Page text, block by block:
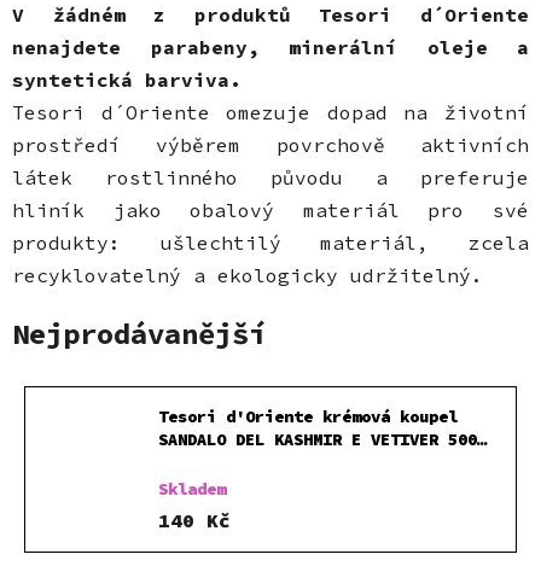
V žádném z produktů Tesori d´Oriente
nenajdete parabeny, minerální oleje a
syntetická barviva.
Tesori d´Oriente omezuje dopad na životní
prostředí výběrem povrchově aktivních
látek rostlinného původu a preferuje
hliník jako obalový materiál pro své
produkty: ušlechtilý materiál, zcela
recyklovatelný a ekologicky udržitelný.
Nejprodávanější
Tesori d'Oriente krémová koupel
SANDALO DEL KASHMIR E VETIVER 500
Skladem
140 Kč